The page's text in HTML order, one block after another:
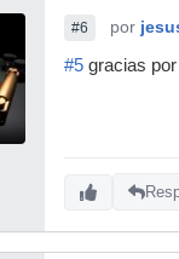
#6 por
#5 gracias